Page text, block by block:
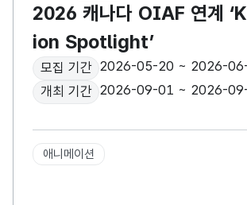
2026 캐나다 OIAF 연계
ion Spotlight’
모집 기간 2026-05-20 ~ 2026-
개최 기간 2026-09-01 ~ 2026-
애니메이션